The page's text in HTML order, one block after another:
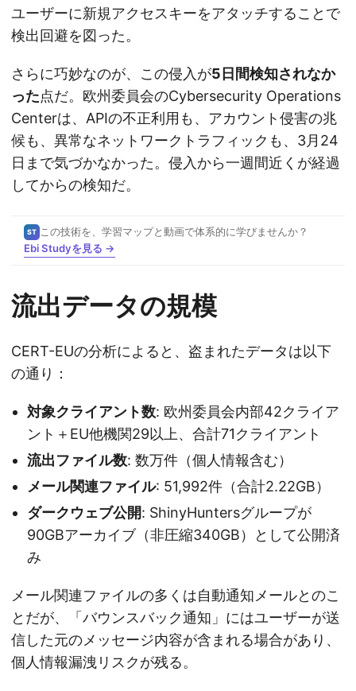
ユーザーに新規アクセスキーをアタッチすることで
検出回避を図った。
さらに巧妙なのが、この侵入が5日間検知されなか
った点だ。欧州委員会のCybersecurity Operations
Centerは、APIの不正利用も、アカウント侵害の兆
候も、異常なネットワークトラフィックも、3月24
日まで気づかなかった。侵入から一週間近くが経過
してからの検知だ。
ST この技術を、学習マップと動画で体系的に学びませんか？
Ebi Studyを見る →
流出データの規模
CERT-EUの分析によると、盗まれたデータは以下
の通り：
対象クライアント数: 欧州委員会内部42クライア
ント＋EU他機関29以上、合計71クライアント
流出ファイル数: 数万件（個人情報含む）
メール関連ファイル: 51,992件（合計2.22GB）
ダークウェブ公開: ShinyHuntersグループが
90GBアーカイブ（非圧縮340GB）として公開済
み
メール関連ファイルの多くは自動通知メールとのこ
とだが、「バウンスバック通知」にはユーザーが送
信した元のメッセージ内容が含まれる場合があり、
個人情報漏洩リスクが残る。